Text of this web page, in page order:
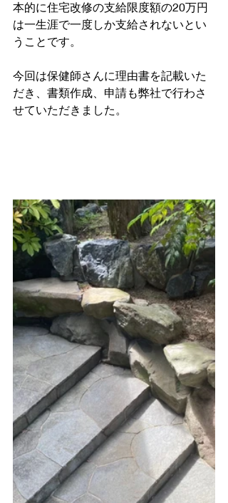
本的に住宅改修の支給限度額の20万円
は一生涯で一度しか支給されないとい
うことです。
今回は保健師さんに理由書を記載いた
だき、書類作成、申請も弊社で行わさ
せていただきました。